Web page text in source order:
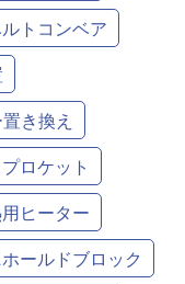
トコンベア
き換え
ロケット
ヒーター
ールドブロック